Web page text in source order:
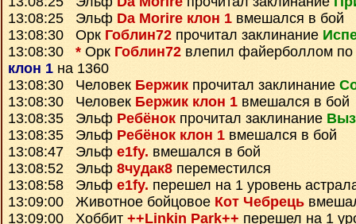
13:08:25 Эльф Da Morire клон 1 вмешался в бой
13:08:30 Орк Гоблин72 прочитал заклинание
13:08:30 * Орк Гоблин72 влепил файерболлом
клон 1 на 1360
13:08:30 Человек Бержик прочитал заклинание
13:08:30 Человек Бержик клон 1 вмешался в бой
13:08:35 Эльф Ребёнок прочитал заклинание
13:08:35 Эльф Ребёнок клон 1 вмешался в бой
13:08:47 Эльф e1fy. вмешался в бой
13:08:52 Эльф 8чудак8 переместился
13:08:58 Эльф e1fy. перешел на 1 уровень
13:09:00 Животное бойцовое Кот Чебрець
13:09:00 Хоббит ++Linkin Park++ перешел на 1